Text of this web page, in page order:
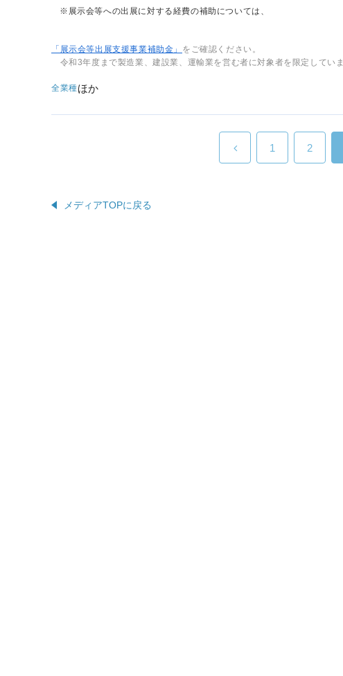
※展示会等への出展に対する経費の補助については、
「展示会等出展支援事業補助金」 をご確認ください。
令和3年度まで製造業、建設業、運輸業を営む者に対象者を限定してい
全業種ほか
1 2
メディアTOPに戻る